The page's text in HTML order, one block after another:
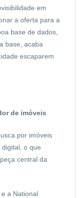
em
a oferta para a
base de dados,
base, acaba
escaparem
de imóveis
por imóveis
o que
central da
a National